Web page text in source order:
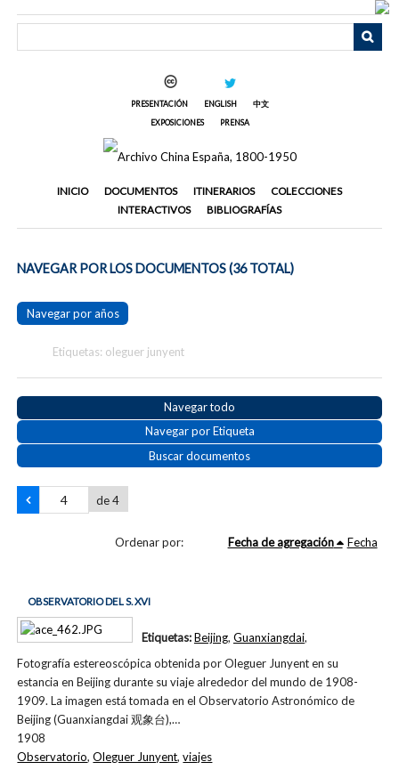
PRESENTACIÓN ENGLISH
中文
EXPOSICIONES
PRENSA
INICIO DOCUMENTOS ITINERARIOS
COLECCIONES
INTERACTIVOS
BIBLIOGRAFÍAS
NAVEGAR POR LOS DOCUMENTOS (36 TOTAL)
Navegar por años
Etiquetas: oleguer junyent
Navegar todo
Navegar por Etiqueta
Buscar documentos
de 4
Ordenar por: Fecha de agregación Fecha
OBSERVATORIO DEL S. XVI
Fotografía estereoscópica obtenida por Oleguer Junyent en su
estancia en Beijing durante su viaje alrededor del mundo de 1908-
1909. La imagen está tomada en el Observatorio Astronómico de
Beijing (Guanxiangdai 观象台),…
1908
Etiquetas:Beijing, Guanxiangdai,
Observatorio,Oleguer Junyent,viajes